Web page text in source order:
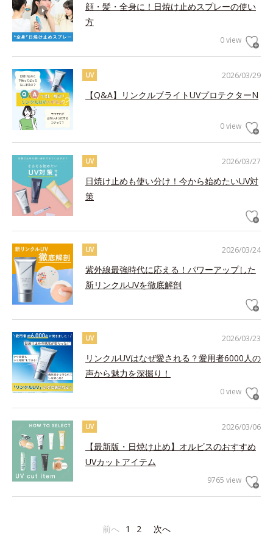
顔・髪・全身に！日焼け止めスプレーの使い
方
0 view
2026/03/29
UV
【Q&A】リンクルブライトUVプロテクターN
0 view
2026/03/27
UV
日焼け止めも使い分け！今から始めたいUV対
策
2026/03/24
UV
紫外線最強時代に応える！パワーアップした
新リンクルUVを徹底解剖
2026/03/23
UV
リンクルUVはなぜ愛される？愛用者6000人の
声から魅力を深掘り！
0 view
2026/03/06
UV
【最新版・日焼け止め】オルビスのおすすめ
UVカットアイテム
9765 view
前へ 1 2 次へ